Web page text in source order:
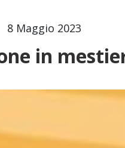
8 Maggio 2023
in